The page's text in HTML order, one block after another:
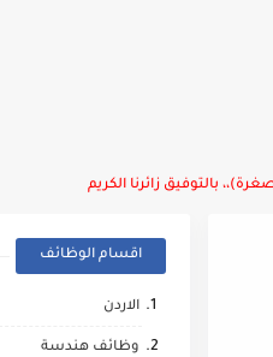
بالتوفيق زائرنا الكريم
اقسام الوظائف
الاردن
وظائف هندسة